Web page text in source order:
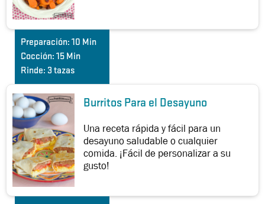
Preparación: 10 Min
Cocción: 15 Min
Rinde: 3 tazas
Burritos Para el Desayuno
Una receta rápida y fácil para un
desayuno saludable o cualquier
comida. ¡Fácil de personalizar a su
gusto!